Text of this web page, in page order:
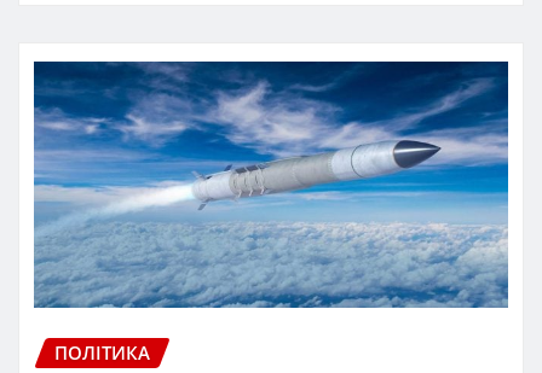
ПОЛІТИКА